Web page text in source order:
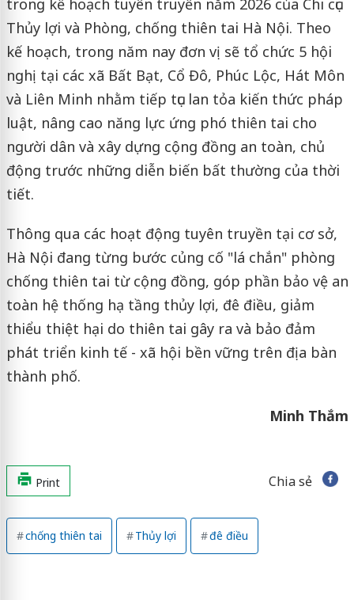
Thủy lợi và Phòng, chống thiên tai Hà Nội. Theo
kế hoạch, trong năm nay đơn vị sẽ tổ chức 5 hội
nghị tại các xã Bất Bạt, Cổ Đô, Phúc Lộc, Hát Môn
và Liên Minh nhằm tiếp tục lan tỏa kiến thức pháp
luật, nâng cao năng lực ứng phó thiên tai cho
người dân và xây dựng cộng đồng an toàn, chủ
động trước những diễn biến bất thường của thời
tiết.
Thông qua các hoạt động tuyên truyền tại cơ sở,
Hà Nội đang từng bước củng cố "lá chắn" phòng
chống thiên tai từ cộng đồng, góp phần bảo vệ an
toàn hệ thống hạ tầng thủy lợi, đê điều, giảm
thiểu thiệt hại do thiên tai gây ra và bảo đảm
phát triển kinh tế - xã hội bền vững trên địa bàn
thành phố.
Minh Thắm
Print Chia sẻ
chống thiên tai Thủy lợi đê điều